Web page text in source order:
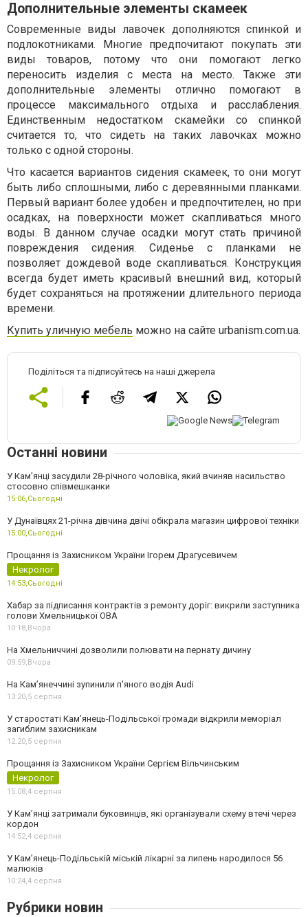
Дополнительные элементы скамеек
Современные виды лавочек дополняются спинкой и
подлокотниками. Многие предпочитают покупать эти
виды товаров, потому что они помогают легко
переносить изделия с места на место. Также эти
дополнительные элементы отлично помогают в
процессе максимального отдыха и расслабления.
Единственным недостатком скамейки со спинкой
считается то, что сидеть на таких лавочках можно
только с одной стороны.
Что касается вариантов сидения скамеек, то они могут
быть либо сплошными, либо с деревянными планками.
Первый вариант более удобен и предпочтителен, но при
осадках, на поверхности может скапливаться много
воды. В данном случае осадки могут стать причиной
повреждения сидения. Сиденье с планками не
позволяет дождевой воде скапливаться. Конструкция
всегда будет иметь красивый внешний вид, который
будет сохраняться на протяжении длительного периода
времени.
Купить уличную мебель можно на сайте urbanism.com.ua.
Поділіться та підписуйтесь на наші джерела
Останні новини
У Камʼянці засудили 28-річного чоловіка, який вчиняв насильство
стосовно співмешканки
15:06,Сьогодні
У Дунаївцях 21-річна дівчина двічі обікрала магазин цифрової техніки
15:00,Сьогодні
Прощання із Захисником України Ігорем Драгусевичем
Некролог
14:53,Сьогодні
Хабар за підписання контрактів з ремонту доріг: викрили заступника
голови Хмельницької ОВА
10:18,Вчора
На Хмельниччині дозволили полювати на пернату дичину
09:59,Вчора
На Камʼянеччині зупинили п'яного водія Audi
13:20,5 серпня
У старостаті Кам’янець-Подільської громади відкрили меморіал
загиблим захисникам
12:20,5 серпня
Прощання із Захисником України Сергієм Вільчинським
Некролог
15:08,4 серпня
У Кам’янці затримали буковинців, які організували схему втечі через
кордон
14:52,4 серпня
У Кам’янець-Подільській міській лікарні за липень народилося 56
малюків
10:24,4 серпня
Рубрики новин